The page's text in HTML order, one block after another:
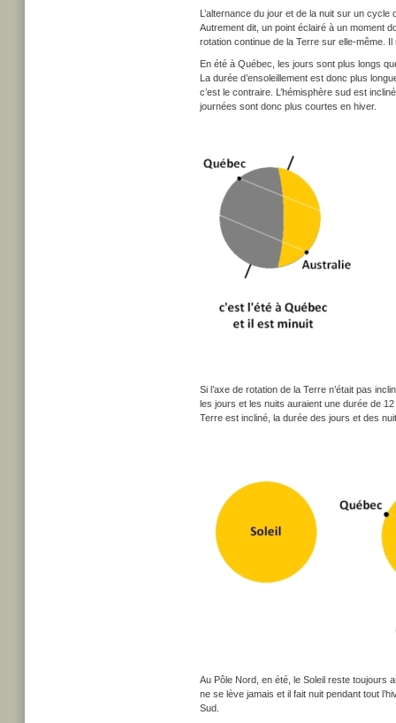
L’alternance du jour et de la nuit sur un
Autrement dit, un point éclairé à un moment
rotation continue de la Terre sur elle-même.
En été à Québec, les jours sont plus longs
La durée d’ensoleillement est donc plus
c’est le contraire. L’hémisphère sud est
journées sont donc plus courtes en hiver.
Si l’axe de rotation de la Terre n’était pas
les jours et les nuits auraient une durée de
Terre est incliné, la durée des jours et des
Au Pôle Nord, en été, le Soleil reste toujours
ne se lève jamais et il fait nuit pendant tout
Sud.